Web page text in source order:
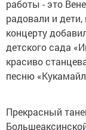
работы - это
радовали и
концерту
детского сада
красиво
песню
Прекрасный